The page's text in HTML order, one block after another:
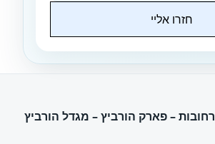
חזרו אליי
מוטי קינד 2 רחובות – פארק הורביץ – מגדל הורביץ